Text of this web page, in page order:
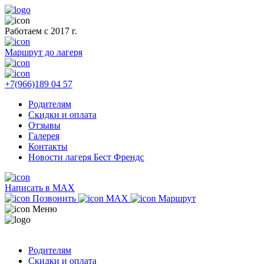
Работаем с 2017 г.
Маршрут до лагеря
+7(966)189 04 57
Родителям
Скидки и оплата
Отзывы
Галерея
Контакты
Новости лагеря Бест Френдс
Написать в MAX
Позвонить
MAX
Маршрут
Меню
Родителям
Скидки и оплата